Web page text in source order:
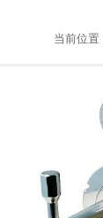
当前位置